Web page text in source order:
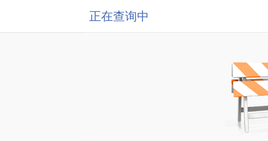
正在查询中